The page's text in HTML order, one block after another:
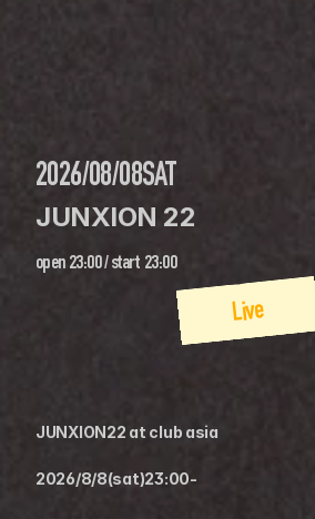
2026/08/08SAT
JUNXION 22
open 23:00 / start 23:00
Live
JUNXION22 at club asia
2026/8/8(sat)23:00-